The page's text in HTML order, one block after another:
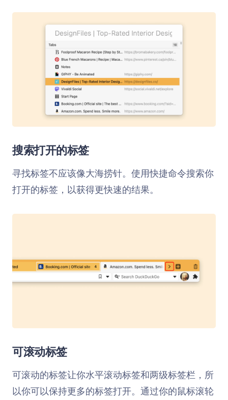
搜索打开的标签
寻找标签不应该像大海捞针。使用快捷命令搜索你
打开的标签，以获得更快速的结果。
可滚动标签
可滚动的标签让你水平滚动标签和两级标签栏，所
以你可以保持更多的标签打开。通过你的鼠标滚轮